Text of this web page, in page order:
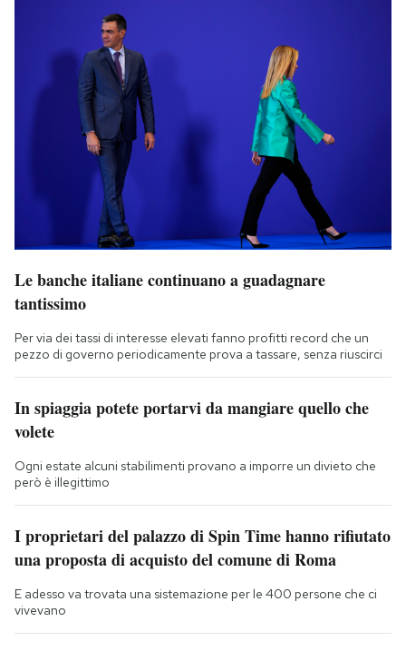
Le banche italiane continuano a guadagnare
tantissimo
Per via dei tassi di interesse elevati fanno profitti record che un
pezzo di governo periodicamente prova a tassare, senza riuscirci
In spiaggia potete portarvi da mangiare quello che
volete
Ogni estate alcuni stabilimenti provano a imporre un divieto che
però è illegittimo
I proprietari del palazzo di Spin Time hanno rifiutato
una proposta di acquisto del comune di Roma
E adesso va trovata una sistemazione per le 400 persone che ci
vivevano